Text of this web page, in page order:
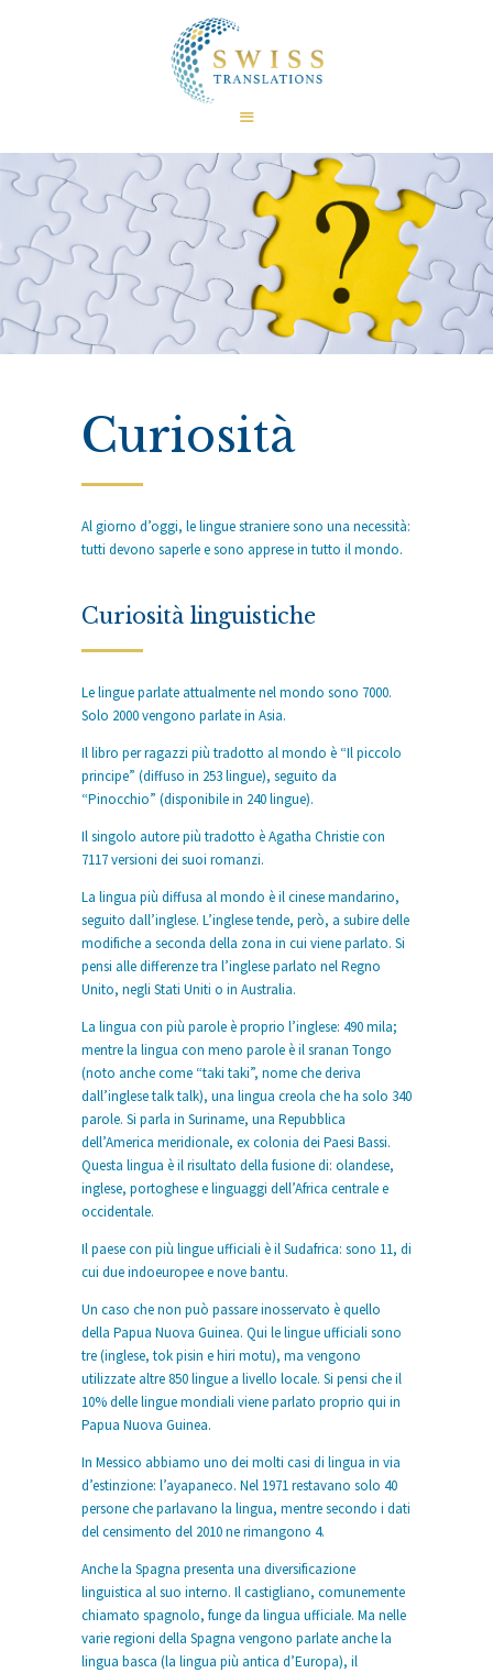
CERTIFICAZIONI
TRADUZIONI
LINGUE
SETTORI
FAQ
CURIOSITÀ
Curiosità
Al giorno d’oggi, le lingue straniere sono una necessità:
tutti devono saperle e sono apprese in tutto il mondo.
Curiosità linguistiche
Le lingue parlate attualmente nel mondo sono 7000.
Solo 2000 vengono parlate in Asia.
Il libro per ragazzi più tradotto al mondo è “Il piccolo
principe” (diffuso in 253 lingue), seguito da
“Pinocchio” (disponibile in 240 lingue).
Il singolo autore più tradotto è Agatha Christie con
7117 versioni dei suoi romanzi.
La lingua più diffusa al mondo è il cinese mandarino,
seguito dall’inglese. L’inglese tende, però, a subire delle
modifiche a seconda della zona in cui viene parlato. Si
pensi alle differenze tra l’inglese parlato nel Regno
Unito, negli Stati Uniti o in Australia.
La lingua con più parole è proprio l’inglese: 490 mila;
mentre la lingua con meno parole è il sranan Tongo
(noto anche come “taki taki”, nome che deriva
dall’inglese talk talk), una lingua creola che ha solo 340
parole. Si parla in Suriname, una Repubblica
dell’America meridionale, ex colonia dei Paesi Bassi.
Questa lingua è il risultato della fusione di: olandese,
inglese, portoghese e linguaggi dell’Africa centrale e
occidentale.
Il paese con più lingue ufficiali è il Sudafrica: sono 11, di
cui due indoeuropee e nove bantu.
Un caso che non può passare inosservato è quello
della Papua Nuova Guinea. Qui le lingue ufficiali sono
tre (inglese, tok pisin e hiri motu), ma vengono
utilizzate altre 850 lingue a livello locale. Si pensi che il
10% delle lingue mondiali viene parlato proprio qui in
Papua Nuova Guinea.
In Messico abbiamo uno dei molti casi di lingua in via
d’estinzione: l’ayapaneco. Nel 1971 restavano solo 40
persone che parlavano la lingua, mentre secondo i dati
del censimento del 2010 ne rimangono 4.
Anche la Spagna presenta una diversificazione
linguistica al suo interno. Il castigliano, comunemente
chiamato spagnolo, funge da lingua ufficiale. Ma nelle
varie regioni della Spagna vengono parlate anche la
lingua basca (la lingua più antica d’Europa), il